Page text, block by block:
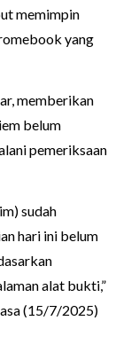
memimpin
yang
memberikan
belum
pemeriksaan
sudah
hari ini belum
alat bukti,”
(15/7/2025)